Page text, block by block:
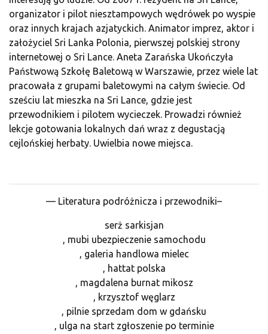
organizator i pilot niesztampowych wędrówek po wyspie
oraz innych krajach azjatyckich. Animator imprez, aktor i
założyciel Sri Lanka Polonia, pierwszej polskiej strony
internetowej o Sri Lance. Aneta Zarańska Ukończyła
Państwową Szkołę Baletową w Warszawie, przez wiele lat
pracowała z grupami baletowymi na całym świecie. Od
sześciu lat mieszka na Sri Lance, gdzie jest
przewodnikiem i pilotem wycieczek. Prowadzi również
lekcje gotowania lokalnych dań wraz z degustacją
cejlońskiej herbaty. Uwielbia nowe miejsca.
— Literatura podróżnicza i przewodniki–
serż sarkisjan
, mubi ubezpieczenie samochodu
, galeria handlowa mielec
, hattat polska
, magdalena burnat mikosz
, krzysztof węglarz
, pilnie sprzedam dom w gdańsku
, ulga na start zgłoszenie po terminie